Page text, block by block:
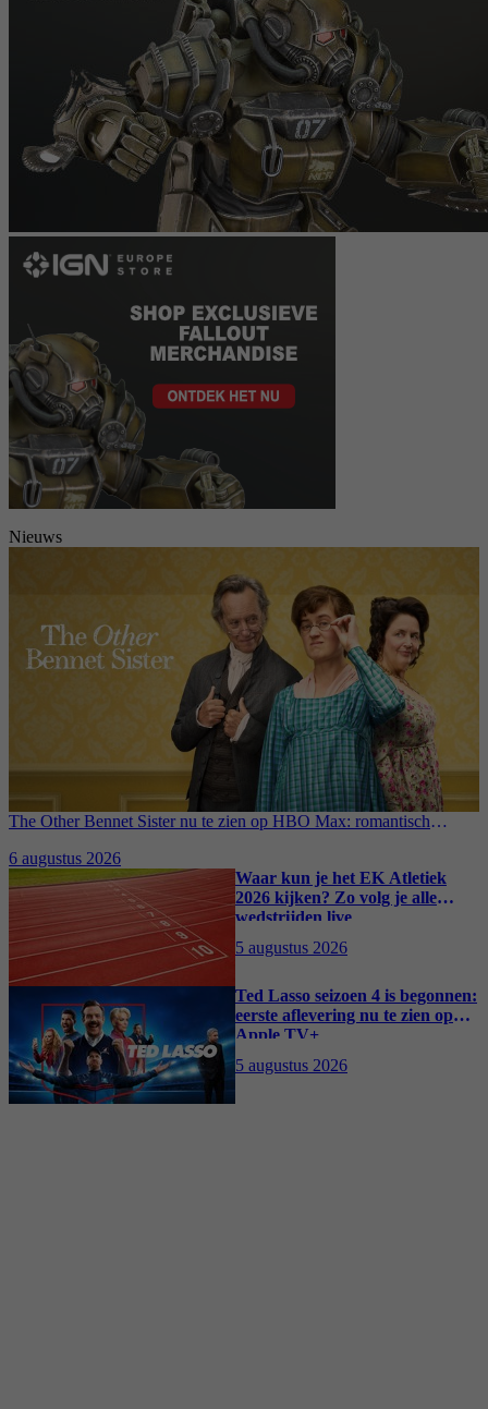
Nieuws
The Other Bennet Sister nu te zien op HBO Max: romantisch
6 augustus 2026
Waar kun je het EK Atletiek
2026 kijken? Zo volg je alle
wedstrijden live
5 augustus 2026
Ted Lasso seizoen 4 is begonnen:
eerste aflevering nu te zien op
Apple TV+
5 augustus 2026